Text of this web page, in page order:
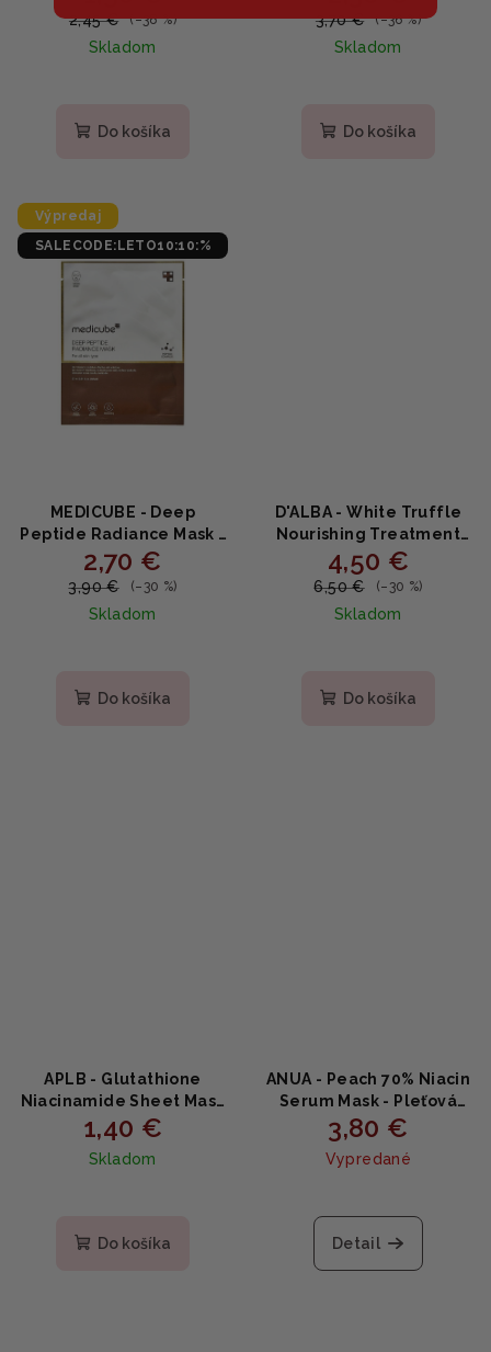
Pleťová maska s
kyselinou hyalurónovou
20ml
2,45 € (–38 %)
Skladom
Do košíka
maska s brezovou šťavou
3,70 € (–36 %)
Skladom
Do košíka
Výpredaj
SALECODE:LETO10:10:%
MEDICUBE - Deep
Peptide Radiance Mask -
Rozjasňujúca plátená
maska s peptidmi 27ml
2,70 €
3,90 € (–30 %)
Skladom
produktu
Do košíka
D'ALBA - White Truffle
Nourishing Treatment
Mask - Vyživujúca
plátená maska s
hľuzovkou 25ml
4,50 €
6,50 € (–30 %)
Skladom
produktu
Do košíka
APLB - Glutathione
Niacinamide Sheet Mask
- Rozjasňujúca plátená
maska s niacínamidom a
glutatiónom 25ml
1,40 €
Skladom
Do košíka
ANUA - Peach 70% Niacin
Serum Mask - Pleťová
maska s broskyňovým
extraktom a
niacínamidom 25ml
3,80 €
Vypredané
hodnotenie
produktu
Detail